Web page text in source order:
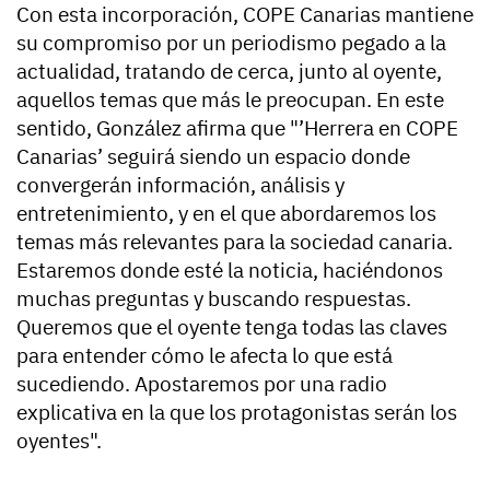
Con esta incorporación, COPE Canarias mantiene
su compromiso por un periodismo pegado a la
actualidad, tratando de cerca, junto al oyente,
aquellos temas que más le preocupan. En este
sentido, González afirma que "’Herrera en COPE
Canarias’ seguirá siendo un espacio donde
convergerán información, análisis y
entretenimiento, y en el que abordaremos los
temas más relevantes para la sociedad canaria.
Estaremos donde esté la noticia, haciéndonos
muchas preguntas y buscando respuestas.
Queremos que el oyente tenga todas las claves
para entender cómo le afecta lo que está
sucediendo. Apostaremos por una radio
explicativa en la que los protagonistas serán los
oyentes".